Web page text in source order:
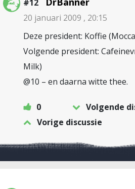
#12
20 januari 2009 , 20:15
Deze president: Koffie
Volgende president:
Milk)
@10 – en daarna witte thee.
0
Volgende
Vorige discussie